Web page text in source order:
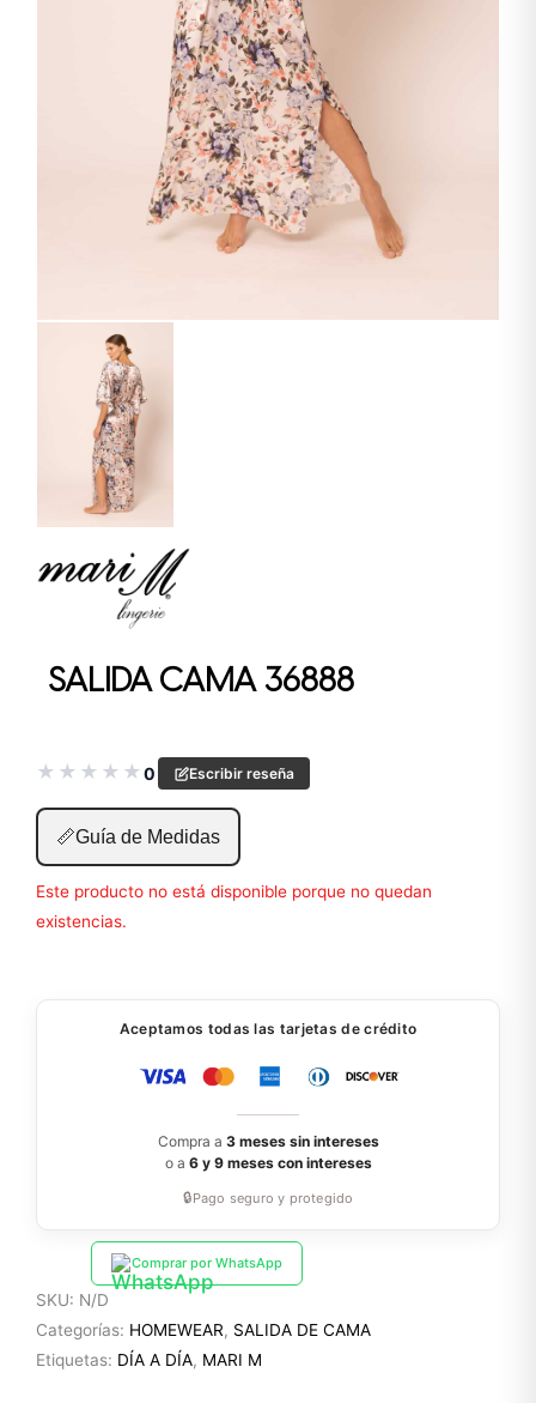
SALIDA CAMA 36888
★ ★ ★ ★ ★0 Escribir reseña
📏Guía de Medidas
Este producto no está disponible porque no quedan
existencias.
Aceptamos todas las tarjetas de crédito
Compra a 3 meses sin intereses
o a 6 y 9 meses con intereses
🔒Pago seguro y protegido
Comprar por WhatsApp
SKU: N/D
Categorías: HOMEWEAR, SALIDA DE CAMA
Etiquetas: DÍA A DÍA, MARI M